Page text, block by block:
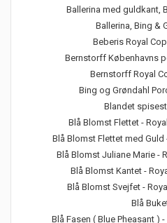
Ballerina med guldkant,
Ballerina, Bing &
Beberis Royal
Bernstorff Københavns
Bernstorff Royal
Bing og Grøndahl
Blandet
Blå Blomst Flettet -
Blå Blomst Flettet med Guld
Blå Blomst Juliane Marie -
Blå Blomst Kantet -
Blå Blomst Svejfet -
Blå
Blå Fasen ( Blue Pheasant )